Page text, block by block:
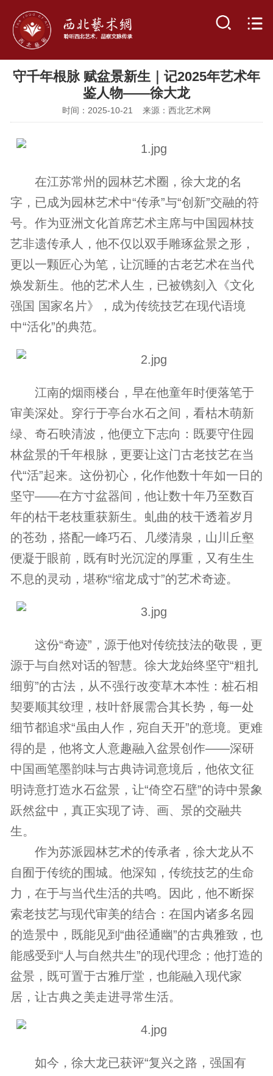
守千年根脉 赋盆景新生｜记2025年艺术年
鉴人物——徐大龙
时间：2025-10-21 来源：西北艺术网
在江苏常州的园林艺术圈，徐大龙的名
字，已成为园林艺术中“传承”与“创新”交融的符
号。作为亚洲文化首席艺术主席与中国园林技
艺非遗传承人，他不仅以双手雕琢盆景之形，
更以一颗匠心为笔，让沉睡的古老艺术在当代
焕发新生。他的艺术人生，已被镌刻入《文化
强国 国家名片》，成为传统技艺在现代语境
中“活化”的典范。
江南的烟雨楼台，早在他童年时便落笔于
审美深处。穿行于亭台水石之间，看枯木萌新
绿、奇石映清波，他便立下志向：既要守住园
林盆景的千年根脉，更要让这门古老技艺在当
代“活”起来。这份初心，化作他数十年如一日的
坚守——在方寸盆器间，他让数十年乃至数百
年的枯干老枝重获新生。虬曲的枝干透着岁月
的苍劲，搭配一峰巧石、几缕清泉，山川丘壑
便凝于眼前，既有时光沉淀的厚重，又有生生
不息的灵动，堪称“缩龙成寸”的艺术奇迹。
这份“奇迹”，源于他对传统技法的敬畏，更
源于与自然对话的智慧。徐大龙始终坚守“粗扎
细剪”的古法，从不强行改变草木本性：桩石相
契要顺其纹理，枝叶舒展需合其长势，每一处
细节都追求“虽由人作，宛自天开”的意境。更难
得的是，他将文人意趣融入盆景创作——深研
中国画笔墨韵味与古典诗词意境后，他依文征
明诗意打造水石盆景，让“倚空石壁”的诗中景象
跃然盆中，真正实现了诗、画、景的交融共
生。
作为苏派园林艺术的传承者，徐大龙从不
自囿于传统的围城。他深知，传统技艺的生命
力，在于与当代生活的共鸣。因此，他不断探
索老技艺与现代审美的结合：在国内诸多名园
的造景中，既能见到“曲径通幽”的古典雅致，也
能感受到“人与自然共生”的现代理念；他打造的
盆景，既可置于古雅厅堂，也能融入现代家
居，让古典之美走进寻常生活。
如今，徐大龙已获评“复兴之路，强国有